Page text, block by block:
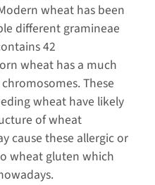
wheat has been
different gramineae
42
wheat has a much
These
wheat have likely
of wheat
cause these allergic or
wheat gluten which